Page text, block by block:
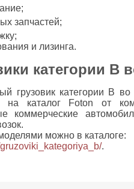
запчастей;
и лизинга.
категории B
грузовик категории B
на каталог Foton от
коммерческие
можно в каталоге:
.